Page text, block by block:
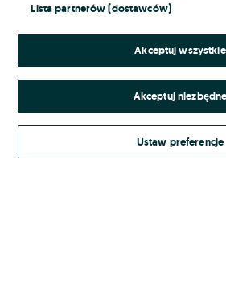
Nie pamiętasz hasła?
Zaloguj się
Kontynuując za pośrednictwem jednego z
Regulamin serwisuOLX.pl w
Lista partnerów (dostawców)
Akceptuj wszystkie
Akceptuj niezbędne
Ustaw preferencje